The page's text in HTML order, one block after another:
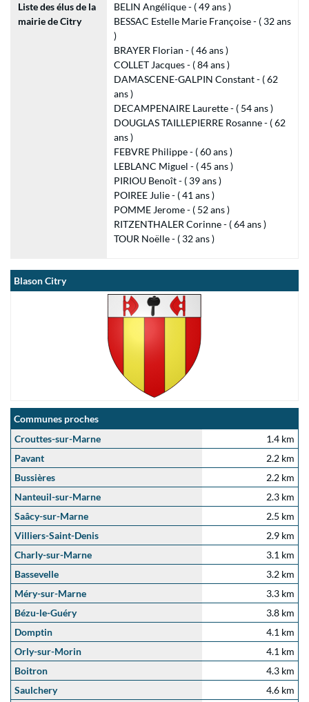
Liste des élus de la
mairie de Citry
BELIN Angélique - ( 49 ans )
BESSAC Estelle Marie Françoise - ( 32 ans
)
BRAYER Florian - ( 46 ans )
COLLET Jacques - ( 84 ans )
DAMASCENE-GALPIN Constant - ( 62
ans )
DECAMPENAIRE Laurette - ( 54 ans )
DOUGLAS TAILLEPIERRE Rosanne - ( 62
ans )
FEBVRE Philippe - ( 60 ans )
LEBLANC Miguel - ( 45 ans )
PIRIOU Benoît - ( 39 ans )
POIREE Julie - ( 41 ans )
POMME Jerome - ( 52 ans )
RITZENTHALER Corinne - ( 64 ans )
TOUR Noëlle - ( 32 ans )
Blason Citry
Communes proches
Crouttes-sur-Marne
1.4 km
Pavant
2.2 km
Bussières
2.2 km
Nanteuil-sur-Marne
2.3 km
Saâcy-sur-Marne
2.5 km
Villiers-Saint-Denis
2.9 km
Charly-sur-Marne
3.1 km
Bassevelle
3.2 km
Méry-sur-Marne
3.3 km
Bézu-le-Guéry
3.8 km
Domptin
4.1 km
Orly-sur-Morin
4.1 km
Boitron
4.3 km
Saulchery
4.6 km